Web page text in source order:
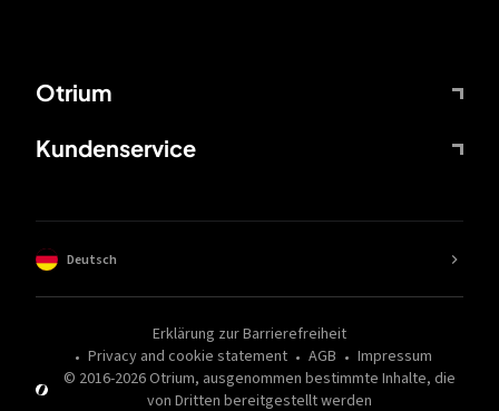
Otrium
Kundenservice
© 2016-2026Otrium, ausgenommen bestimmte Inhalte, die
von Dritten bereitgestellt werden
Erklärung zur Barrierefreiheit
Privacy and cookie statement
AGB Impressum
Deutsch